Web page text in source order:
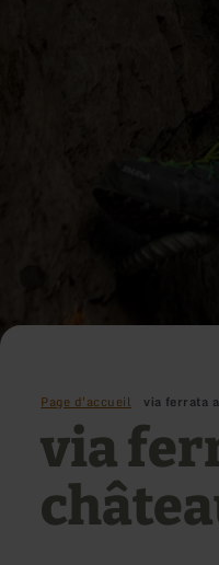
Page d'accueil via ferrata
via